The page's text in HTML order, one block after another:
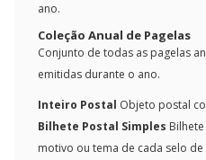
ano.
Coleção Anual de Pagelas
Conjunto de todas as pagelas
emitidas durante o ano.
Inteiro Postal Objeto postal
Bilhete Postal Simples
motivo ou tema de cada selo de